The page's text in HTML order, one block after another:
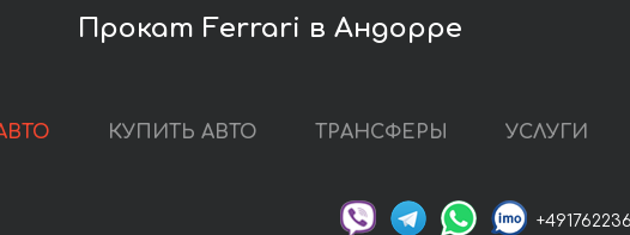
Прокат Ferrari в Андорре
КУПИТЬ АВТО ТРАНСФЕРЫ УСЛУГИ